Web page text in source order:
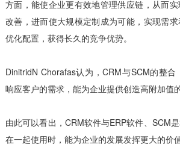
方面，能使企业更有效地管理供应链，从而
改善，进而使大规模定制成为可能，实现需
优化配置，获得长久的竞争优势。
DinitridN Chorafas认为，CRM与SCM的整
响应客户的需求，能为企业提供创造高附加值
由此可以看出，CRM软件与ERP软件、SCM
在一起使用时，能为企业的发展发挥更大的价值